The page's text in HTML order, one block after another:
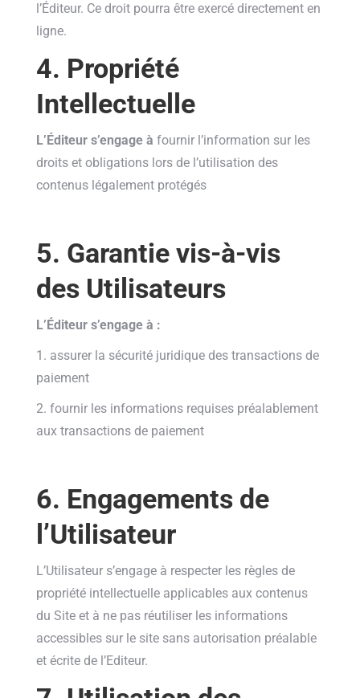
l’Éditeur. Ce droit pourra être exercé directement en
ligne.
4. Propriété
Intellectuelle
L’Éditeur s’engage à fournir l’information sur les
droits et obligations lors de l’utilisation des
contenus légalement protégés
5. Garantie vis-à-vis
des Utilisateurs
L’Éditeur s’engage à :
1. assurer la sécurité juridique des transactions de
paiement
2. fournir les informations requises préalablement
aux transactions de paiement
6. Engagements de
l’Utilisateur
L’Utilisateur s’engage à respecter les règles de
propriété intellectuelle applicables aux contenus
du Site et à ne pas réutiliser les informations
accessibles sur le site sans autorisation préalable
et écrite de l’Editeur.